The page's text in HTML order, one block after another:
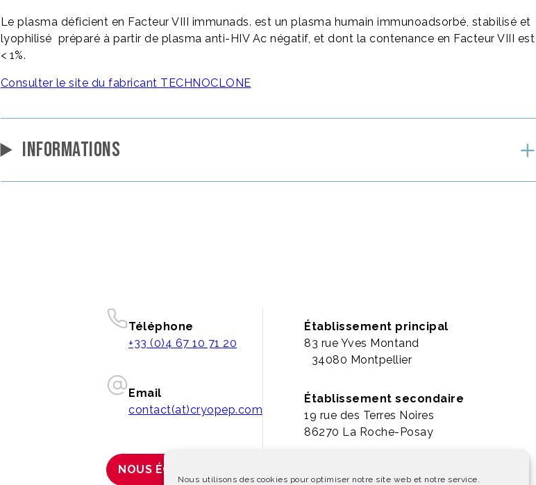
Nous utilisons des cookies pour optimiser notre site web et notre service.
Le plasma déficient en Facteur VIII immunads. est un plasma humain immunoadsorbé, stabilisé et
lyophilisé préparé à partir de plasma anti-HIV Ac négatif, et dont la contenance en Facteur VIII est
< 1%.
Consulter le site du fabricant TECHNOCLONE
INFORMATIONS
Téléphone
+33 (0)4 67 10 71 20
Email
contact(at)cryopep.com
NOUS ÉCRIRE
Établissement principal
83 rue Yves Montand
34080 Montpellier
Établissement secondaire
19 rue des Terres Noires
86270 La Roche-Posay